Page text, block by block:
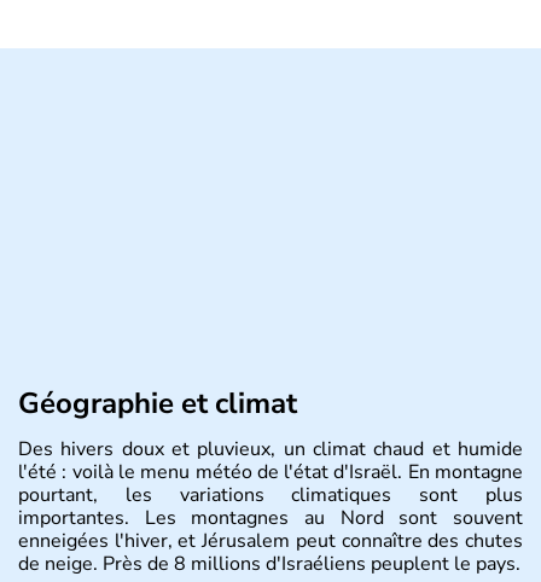
Géographie et climat
Des hivers doux et pluvieux, un climat chaud et humide
l'été : voilà le menu météo de l'état d'Israël. En montagne
pourtant, les variations climatiques sont plus
importantes. Les montagnes au Nord sont souvent
enneigées l'hiver, et Jérusalem peut connaître des chutes
de neige. Près de 8 millions d'Israéliens peuplent le pays.